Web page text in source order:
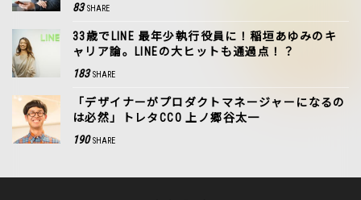
83 SHARE
33歳でLINE 最年少執行役員に！稲垣あゆみのキ
ャリア論。LINEの大ヒットも通過点！？
183 SHARE
「デザイナーがプロダクトマネージャーになるの
は必然」トレタCCO 上ノ郷谷太一
190 SHARE